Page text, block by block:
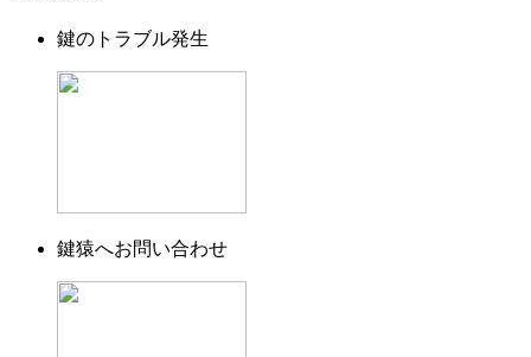
鍵のトラブル発生
鍵猿へお問い合わせ